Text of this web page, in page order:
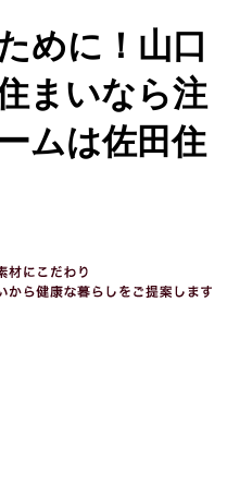
めに！山口
まいなら注
ムは佐田住